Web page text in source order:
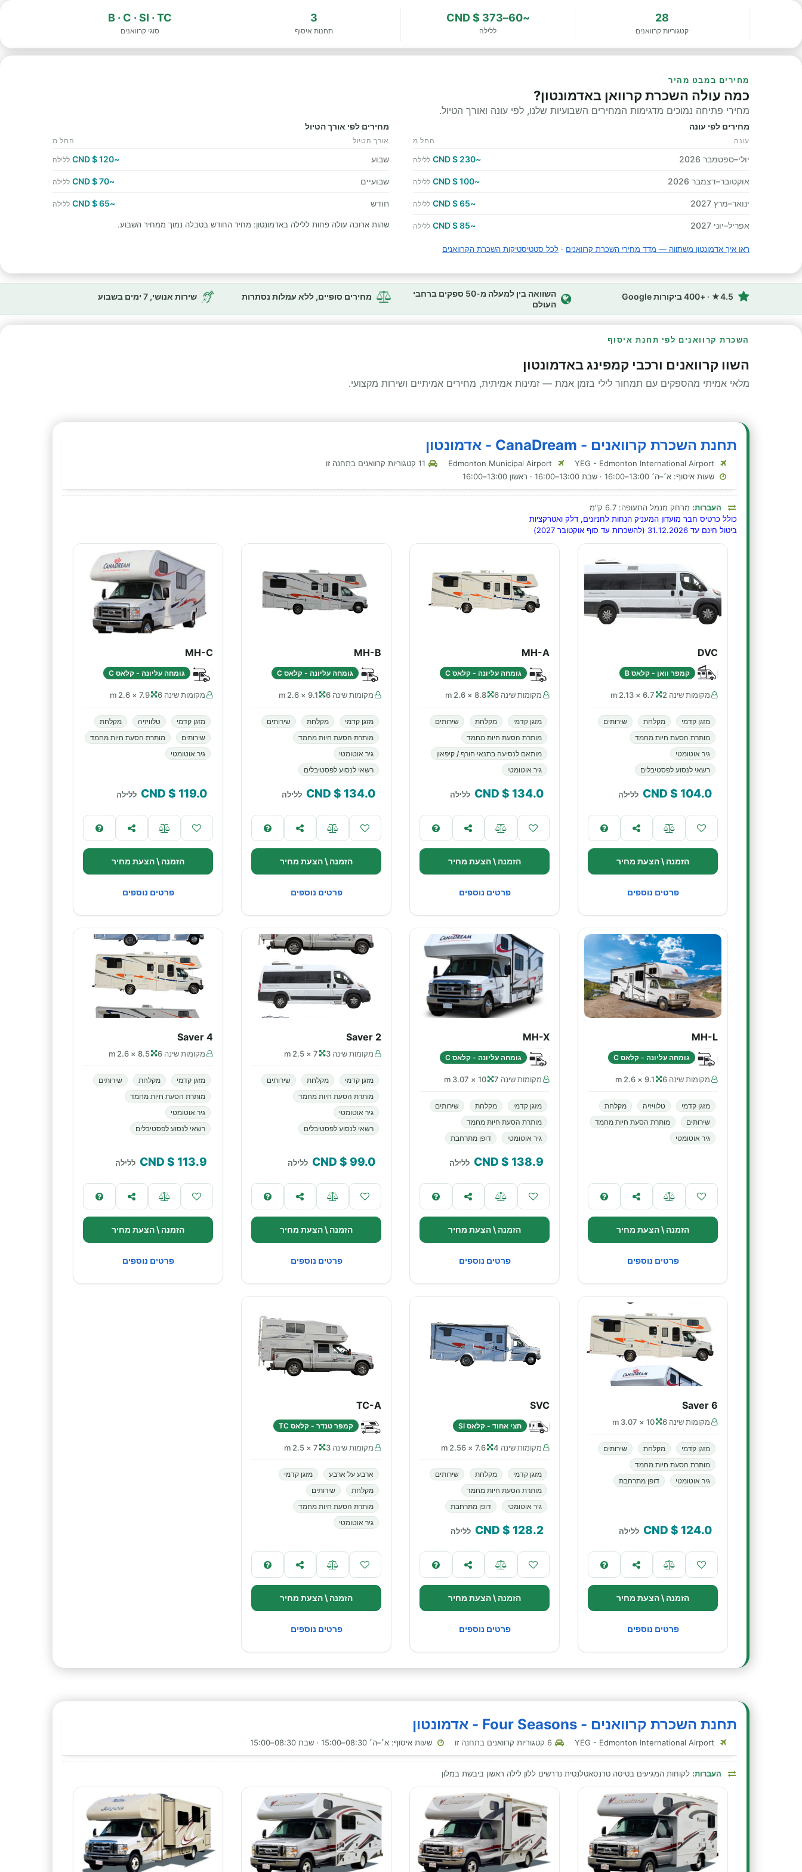
28
קטגוריות קרוואנים
~60–373 $ CND
ללילה
3
תחנות איסוף
B · C · SI · TC
סוגי קרוואנים
מחירים במבט מהיר
כמה עולה השכרת קרוואן באדמונטון?
מחירי פתיחה נמוכים מדגימות המחירים השבועיות שלנו, לפי עונה ואורך הטיול.
מחירים לפי עונה
עונה החל מ
יולי–ספטמבר 2026 ~230 $ CND ללילה
אוקטובר–דצמבר 2026 ~100 $ CND ללילה
ינואר–מרץ 2027 ~65 $ CND ללילה
אפריל–יוני 2027 ~85 $ CND ללילה
מחירים לפי אורך הטיול
אורך הטיול החל מ
שבוע ~120 $ CND ללילה
שבועיים ~70 $ CND ללילה
חודש ~65 $ CND ללילה
שהות ארוכה עולה פחות ללילה באדמונטון: מחיר החודש בטבלה נמוך ממחיר השבוע.
ראו איך אדמונטון משתווה — מדד מחירי השכרת קרוואנים · לכל סטטיסטיקות השכרת הקרוואנים
4.5★ · +400 ביקורות Google
השוואה בין למעלה מ-50 ספקים ברחבי
העולם
מחירים סופיים, ללא עמלות נסתרות שירות אנושי, 7 ימים בשבוע
השכרת קרוואנים לפי תחנת איסוף
השוו קרוואנים ורכבי קמפינג באדמונטון
מלאי אמיתי מהספקים עם תמחור לילי בזמן אמת — זמינות אמיתית, מחירים אמיתיים ושירות מקצועי.
תחנת השכרת קרוואנים - CanaDream - אדמונטון
שעות איסוף: א׳–ה׳ 13:00–16:00 · שבת 13:00–16:00 · ראשון 13:00–16:00
העברות: מרחק מנמל התעופה: 6.7 ק"מ
כולל כרטיס חבר מועדון המעניק הנחות לחניונים, דלק ואטרקציות
ביטול חינם עד 31.12.2026 (להשכרות עד סוף אוקטובר 2027)
DVC
קמפר וואן - קלאס B
מקומות שינה 2 6.7 × 2.13 m
מזגן קדמי מקלחת
שירותים
מותרת הסעת חיות מחמד
גיר אוטומטי
רשאי לנסוע לפסטיבלים
104.0
$ CND ללילה
הזמנה \ הצעת מחיר
פרטים נוספים
MH-A
גומחה עליונה - קלאס C
מקומות שינה 6 8.8 × 2.6 m
מזגן קדמי מקלחת
שירותים
מותרת הסעת חיות מחמד
מותאם לנסיעה בתנאי חורף / קיפאון
גיר אוטומטי
134.0
$ CND ללילה
הזמנה \ הצעת מחיר
פרטים נוספים
MH-B
גומחה עליונה - קלאס C
מקומות שינה 6 9.1 × 2.6 m
מזגן קדמי מקלחת
שירותים
מותרת הסעת חיות מחמד
גיר אוטומטי
רשאי לנסוע לפסטיבלים
134.0
$ CND ללילה
הזמנה \ הצעת מחיר
פרטים נוספים
MH-C
גומחה עליונה - קלאס C
מקומות שינה 6 7.9 × 2.6 m
מזגן קדמי טלוויזיה
מקלחת
שירותים
מותרת הסעת חיות מחמד
גיר אוטומטי
119.0
$ CND ללילה
הזמנה \ הצעת מחיר
פרטים נוספים
MH-L
גומחה עליונה - קלאס C
מקומות שינה 6 9.1 × 2.6 m
מזגן קדמי טלוויזיה
מקלחת
שירותים
מותרת הסעת חיות מחמד
גיר אוטומטי
הזמנה \ הצעת מחיר
פרטים נוספים
MH-X
גומחה עליונה - קלאס C
מקומות שינה 7 10 × 3.07 m
מזגן קדמי מקלחת
שירותים
מותרת הסעת חיות מחמד
גיר אוטומטי
דופן מתרחבת
138.9
$ CND ללילה
הזמנה \ הצעת מחיר
פרטים נוספים
Saver 2
מקומות שינה 3 7 × 2.5 m
מזגן קדמי מקלחת
שירותים
מותרת הסעת חיות מחמד
גיר אוטומטי
רשאי לנסוע לפסטיבלים
99.0
$ CND ללילה
הזמנה \ הצעת מחיר
פרטים נוספים
Saver 4
מקומות שינה 6 8.5 × 2.6 m
מזגן קדמי מקלחת
שירותים
מותרת הסעת חיות מחמד
גיר אוטומטי
רשאי לנסוע לפסטיבלים
113.9
$ CND ללילה
הזמנה \ הצעת מחיר
פרטים נוספים
Saver 6
מקומות שינה 6 10 × 3.07 m
מזגן קדמי מקלחת
שירותים
מותרת הסעת חיות מחמד
גיר אוטומטי
דופן מתרחבת
124.0
$ CND ללילה
הזמנה \ הצעת מחיר
פרטים נוספים
SVC
חצי אחוד - קלאס SI
מקומות שינה 4 7.6 × 2.56 m
מזגן קדמי מקלחת
שירותים
מותרת הסעת חיות מחמד
גיר אוטומטי
דופן מתרחבת
128.2
$ CND ללילה
הזמנה \ הצעת מחיר
פרטים נוספים
TC-A
קמפר טנדר - קלאס TC
מקומות שינה 3 7 × 2.5 m
ארבע על ארבע
מזגן קדמי
מקלחת
שירותים
מותרת הסעת חיות מחמד
גיר אוטומטי
הזמנה \ הצעת מחיר
פרטים נוספים
תחנת השכרת קרוואנים - Four Seasons - אדמונטון
שעות איסוף: א׳–ה׳ 08:30–15:00 · שבת 08:30–15:00
העברות: לקוחות המגיעים בטיסה טרנסאטלנטית נדרשים ללון לילה ראשון ביבשת במלון